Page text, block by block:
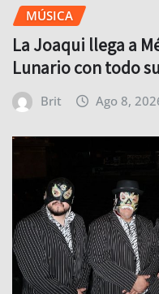
MÚSICA
La Joaqui llega a
Lunario con todo
Brit Ago 8,